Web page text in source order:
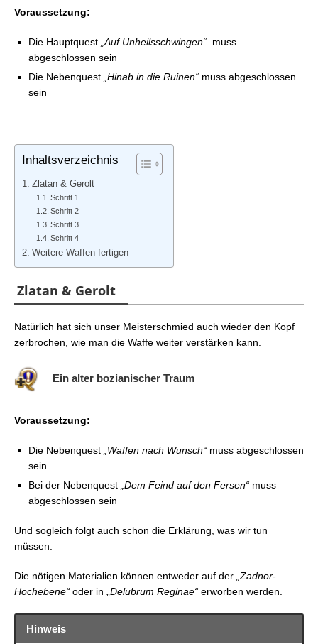
Voraussetzung:
Die Hauptquest „Auf Unheilsschwingen“ muss
abgeschlossen sein
Die Nebenquest „Hinab in die Ruinen“ muss abgeschlossen
sein
Inhaltsverzeichnis
Zlatan & Gerolt
Schritt 1
Schritt 2
Schritt 3
Schritt 4
Weitere Waffen fertigen
Zlatan & Gerolt
Natürlich hat sich unser Meisterschmied auch wieder den Kopf
zerbrochen, wie man die Waffe weiter verstärken kann.
Ein alter bozianischer Traum
Voraussetzung:
Die Nebenquest „Waffen nach Wunsch“ muss abgeschlossen
sein
Bei der Nebenquest „Dem Feind auf den Fersen“ muss
abgeschlossen sein
Und sogleich folgt auch schon die Erklärung, was wir tun
müssen.
Die nötigen Materialien können entweder auf der „Zadnor-
Hochebene“ oder in „Delubrum Reginae“ erworben werden.
Hinweis